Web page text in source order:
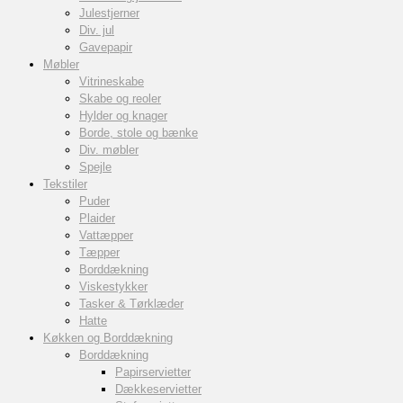
Julestjerner
Div. jul
Gavepapir
Møbler
Vitrineskabe
Skabe og reoler
Hylder og knager
Borde, stole og bænke
Div. møbler
Spejle
Tekstiler
Puder
Plaider
Vattæpper
Tæpper
Borddækning
Viskestykker
Tasker & Tørklæder
Hatte
Køkken og Borddækning
Borddækning
Papirservietter
Dækkeservietter